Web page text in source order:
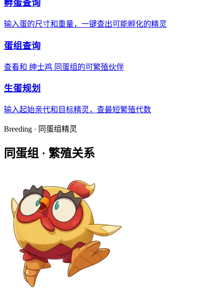
孵蛋查询
输入蛋的尺寸和重量，一键查出可能孵化的精灵
蛋组查询
查看和 绅士鸡 同蛋组的可繁殖伙伴
生蛋规划
输入起始亲代和目标精灵，查最短繁殖代数
Breeding · 同蛋组精灵
同蛋组 · 繁殖关系